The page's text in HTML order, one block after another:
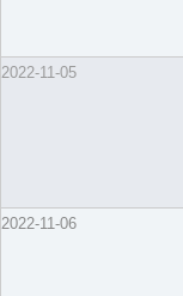
2022-11-05
2022-11-06